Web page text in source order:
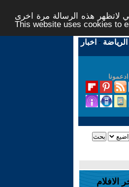
لاتظهر هذه الرسالة مرة اخرى -
This website uses cookies to
الرياضة - اخبار
الافلام